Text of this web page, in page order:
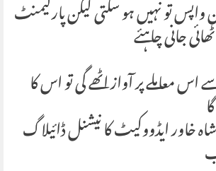
زمین واپس تو نہیں ہو سکتی لیکن پارلیمنٹ
جانی چاہئے
معاملے پر آواز اٹھے گی تو اس کا
خاور ایڈووکیٹ کا نیشنل ڈائیلاگ